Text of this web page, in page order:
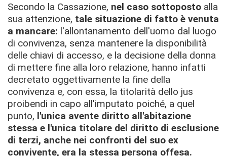
Secondo la Cassazione, nel caso sottoposto alla
sua attenzione, tale situazione di fatto è venuta
a mancare: l'allontanamento dell'uomo dal luogo
di convivenza, senza mantenere la disponibilità
delle chiavi di accesso, e la decisione della donna
di mettere fine alla loro relazione, hanno infatti
decretato oggettivamente la fine della
convivenza e, con essa, la titolarità dello jus
proibendi in capo all'imputato poiché, a quel
punto, l'unica avente diritto all'abitazione
stessa e l'unica titolare del diritto di esclusione
di terzi, anche nei confronti del suo ex
convivente, era la stessa persona offesa.